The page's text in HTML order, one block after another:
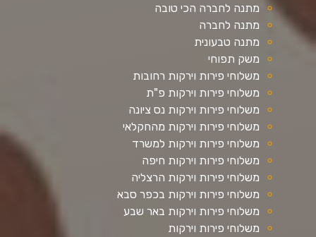
מתנה לחברה הכי טובה
מתנה לחברה
מתנה טבעונית
משק תפוחי
משלוחי פירות וירקות רחובות
משלוחי פירות וירקות פ"ת
משלוחי פירות וירקות נס ציונה
משלוחי פירות וירקות מהחקלאי
משלוחי פירות וירקות למשרד
משלוחי פירות וירקות חיפה
משלוחי פירות וירקות הרצליה
משלוחי פירות וירקות בכפר סבא
משלוחי פירות וירקות באר שבע
משלוחי פירות וירקות